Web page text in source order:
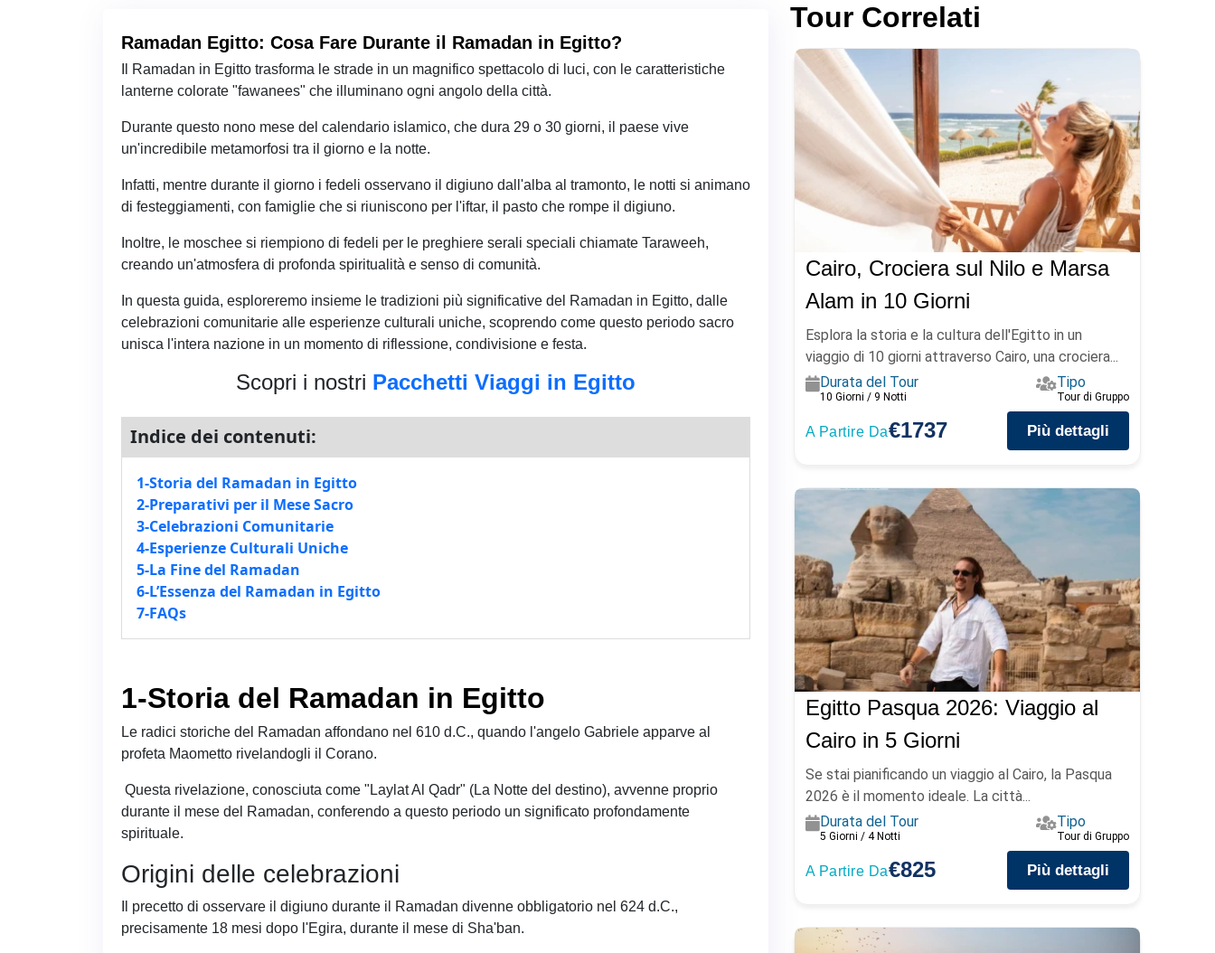
Ramadan Egitto: Cosa Fare Durante il Ramadan in Egitto?
Il Ramadan in Egitto trasforma le strade in un magnifico spettacolo di luci, con le caratteristiche
lanterne colorate "fawanees" che illuminano ogni angolo della città.
Durante questo nono mese del calendario islamico, che dura 29 o 30 giorni, il paese vive
un'incredibile metamorfosi tra il giorno e la notte.
Infatti, mentre durante il giorno i fedeli osservano il digiuno dall'alba al tramonto, le notti si animano
di festeggiamenti, con famiglie che si riuniscono per l'iftar, il pasto che rompe il digiuno.
Inoltre, le moschee si riempiono di fedeli per le preghiere serali speciali chiamate Taraweeh,
creando un'atmosfera di profonda spiritualità e senso di comunità.
In questa guida, esploreremo insieme le tradizioni più significative del Ramadan in Egitto, dalle
celebrazioni comunitarie alle esperienze culturali uniche, scoprendo come questo periodo sacro
unisca l'intera nazione in un momento di riflessione, condivisione e festa.
Scopri i nostri Pacchetti Viaggi in Egitto
Indice dei contenuti:
1-Storia del Ramadan in Egitto
2-Preparativi per il Mese Sacro
3-Celebrazioni Comunitarie
4-Esperienze Culturali Uniche
5-La Fine del Ramadan
6-L’Essenza del Ramadan in Egitto
7-FAQs
1-Storia del Ramadan in Egitto
Le radici storiche del Ramadan affondano nel 610 d.C., quando l'angelo Gabriele apparve al
profeta Maometto rivelandogli il Corano.
Questa rivelazione, conosciuta come "Laylat Al Qadr" (La Notte del destino), avvenne proprio
durante il mese del Ramadan, conferendo a questo periodo un significato profondamente
spirituale.
Origini delle celebrazioni
Il precetto di osservare il digiuno durante il Ramadan divenne obbligatorio nel 624 d.C.,
precisamente 18 mesi dopo l'Egira, durante il mese di Sha'ban.
Tour Correlati
Cairo, Crociera sul Nilo e Marsa
Alam in 10 Giorni
Esplora la storia e la cultura dell'Egitto in un
viaggio di 10 giorni attraverso Cairo, una crociera...
Durata del Tour
10 Giorni / 9 Notti
Tipo
Tour di Gruppo
A Partire Da€1737 Più dettagli
Egitto Pasqua 2026: Viaggio al
Cairo in 5 Giorni
Se stai pianificando un viaggio al Cairo, la Pasqua
2026 è il momento ideale. La città...
Durata del Tour
5 Giorni / 4 Notti
Tipo
Tour di Gruppo
A Partire Da€825 Più dettagli